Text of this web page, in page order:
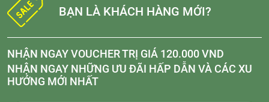
BẠN LÀ KHÁCH HÀNG MỚI?
NHẬN NGAY VOUCHER TRỊ GIÁ 120.000 VND
NHẬN NGAY NHỮNG ƯU ĐÃI HẤP DẪN VÀ CÁC XU
HƯỚNG MỚI NHẤT